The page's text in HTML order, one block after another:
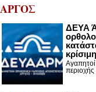
ΑΡΓΟΣ
ΔΕΥΑ
κρίσιμη
περιοχής